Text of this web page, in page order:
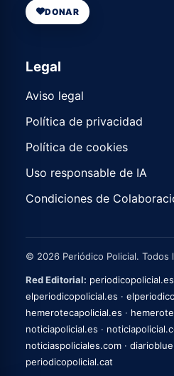
DONAR
Legal
Aviso legal
Política de privacidad
Política de cookies
Uso responsable de IA
Condiciones de
© 2026 Periódico Policial. Todos
Red Editorial: periodicopolicial.es
elperiodicopolicial.es ·
hemerotecapolicial.es ·
noticiapolicial.es ·
noticiaspoliciales.com ·
periodicopolicial.cat